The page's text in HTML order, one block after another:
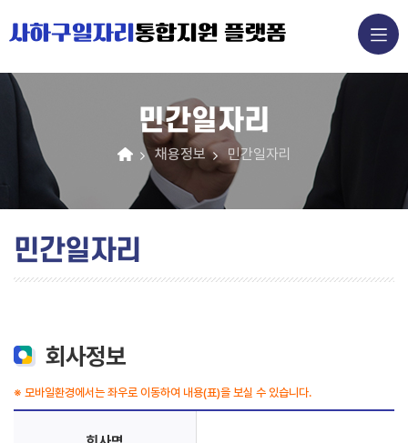
사하구일자리통합지원 플랫폼
민간일자리
채용정보 민간일자리
민간일자리
회사정보
※ 모바일환경에서는 좌우로 이동하여 내용(표)을 보실 수 있습니다.